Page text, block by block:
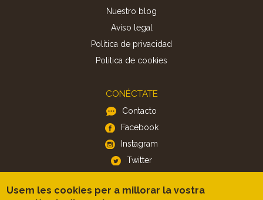
Nuestro blog
Aviso legal
Política de privacidad
Politica de cookies
CONÉCTATE
Contacto
Facebook
Instagram
Twitter
APP
Usem les cookies per a millorar la vostra